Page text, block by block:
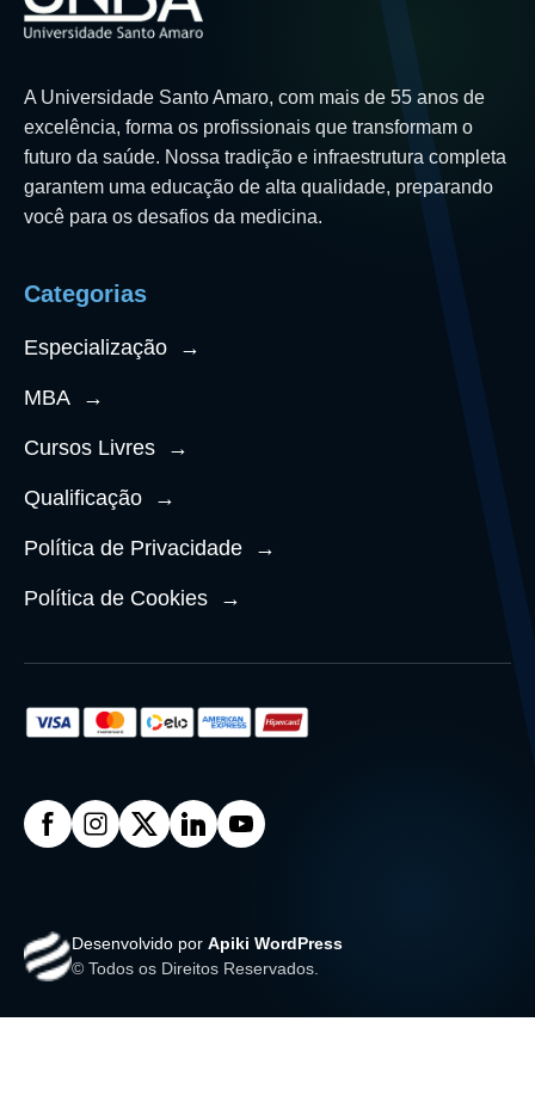
A Universidade Santo Amaro, com mais de 55 anos de
excelência, forma os profissionais que transformam o
futuro da saúde. Nossa tradição e infraestrutura completa
garantem uma educação de alta qualidade, preparando
você para os desafios da medicina.
Categorias
Especialização →
MBA →
Cursos Livres →
Qualificação →
Política de Privacidade →
Política de Cookies →
Desenvolvido por Apiki WordPress
© Todos os Direitos Reservados.